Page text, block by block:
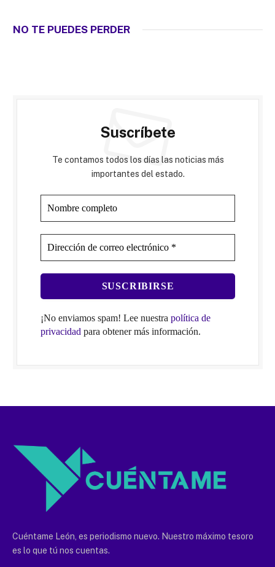
NO TE PUEDES PERDER
Suscríbete
Te contamos todos los días las noticias más
importantes del estado.
¡No enviamos spam! Lee nuestra política de
privacidad para obtener más información.
Cuéntame León, es periodismo nuevo. Nuestro máximo tesoro
es lo que tú nos cuentas.